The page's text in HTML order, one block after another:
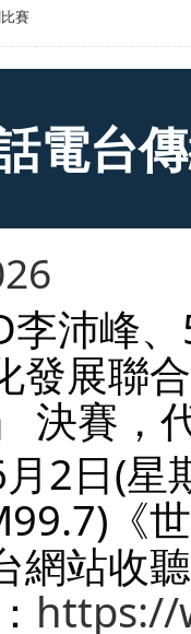
賽
電台
沛峰
發展聯
決賽，
2日(
《
網站收
https://